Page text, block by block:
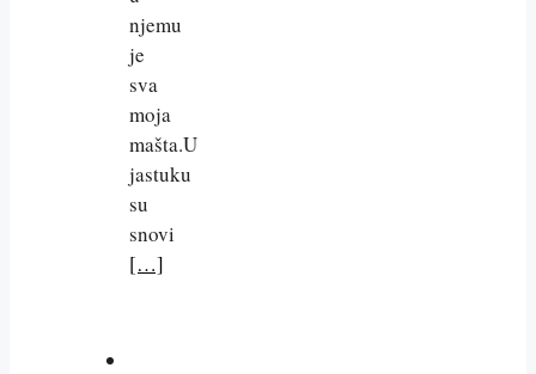
njemu
je
sva
moja
mašta.U
jastuku
su
snovi
[…]